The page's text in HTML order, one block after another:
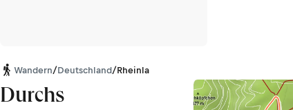
Wandern/Deutschland/Rheinland-Pfalz
Durchs